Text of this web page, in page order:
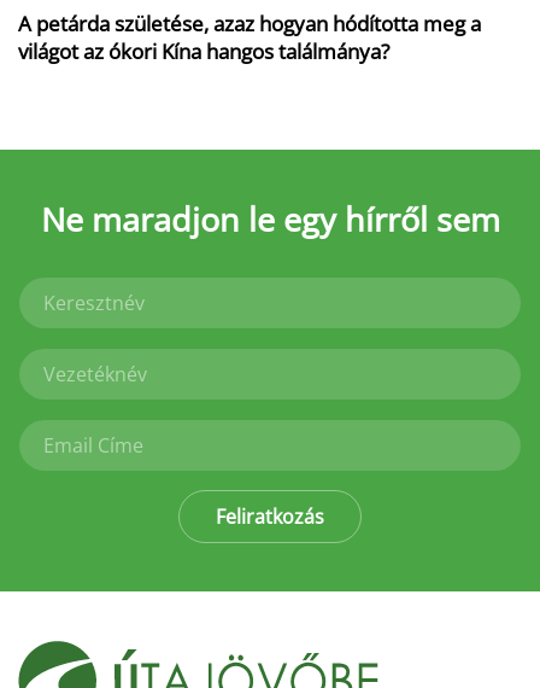
A petárda születése, azaz hogyan hódította meg a
világot az ókori Kína hangos találmánya?
Ne maradjon le egy hírről sem
Feliratkozás